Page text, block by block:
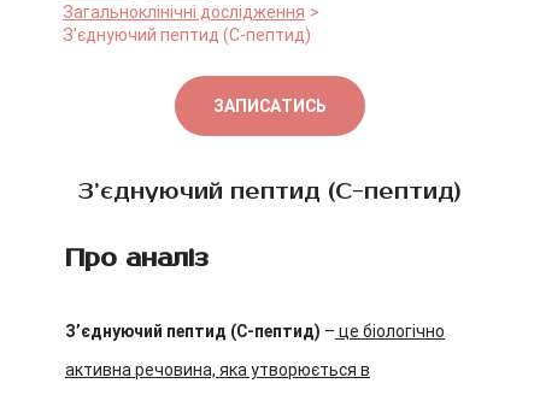
Загальноклінічні дослідження
З’єднуючий пептид (С-пептид)
ЗАПИСАТИСЬ
З’єднуючий пептид (С-пептид)
Про аналіз
З’єднуючий пептид (С-пептид) – це біологічно
активна речовина, яка утворюється в